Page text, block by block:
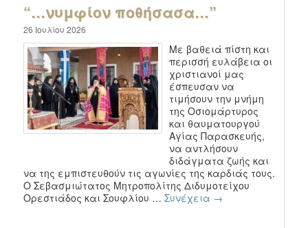
“…νυμφίον ποθήσασα…”
26 Ιουλίου 2026
Με βαθειά πίστη και
περισσή ευλάβεια οι
χριστιανοί μας
έσπευσαν να
τιμήσουν την μνήμη
της Οσιομάρτυρος
και θαυματουργού
Αγίας Παρασκευής,
να αντλήσουν
διδάγματα ζωής και
να της εμπιστευθούν τις αγωνίες της καρδιάς τους.
Ο Σεβασμιώτατος Μητροπολίτης Διδυμοτείχου
Ορεστιάδος και Σουφλίου …Συνέχεια →